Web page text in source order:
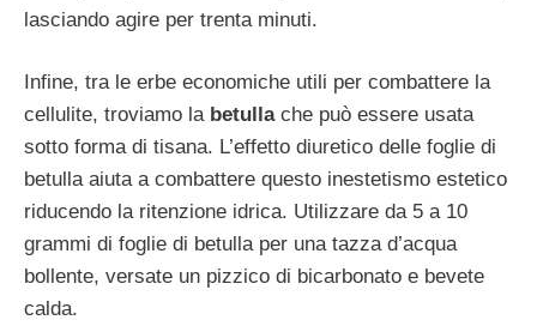
lasciando agire per trenta minuti.
Infine, tra le erbe economiche utili per combattere la
cellulite, troviamo la betullache può essere usata
sotto forma di tisana. L’effetto diuretico delle foglie di
betulla aiuta a combattere questo inestetismo estetico
riducendo la ritenzione idrica. Utilizzare da 5 a 10
grammi di foglie di betulla per una tazza d’acqua
bollente, versate un pizzico di bicarbonato e bevete
calda.